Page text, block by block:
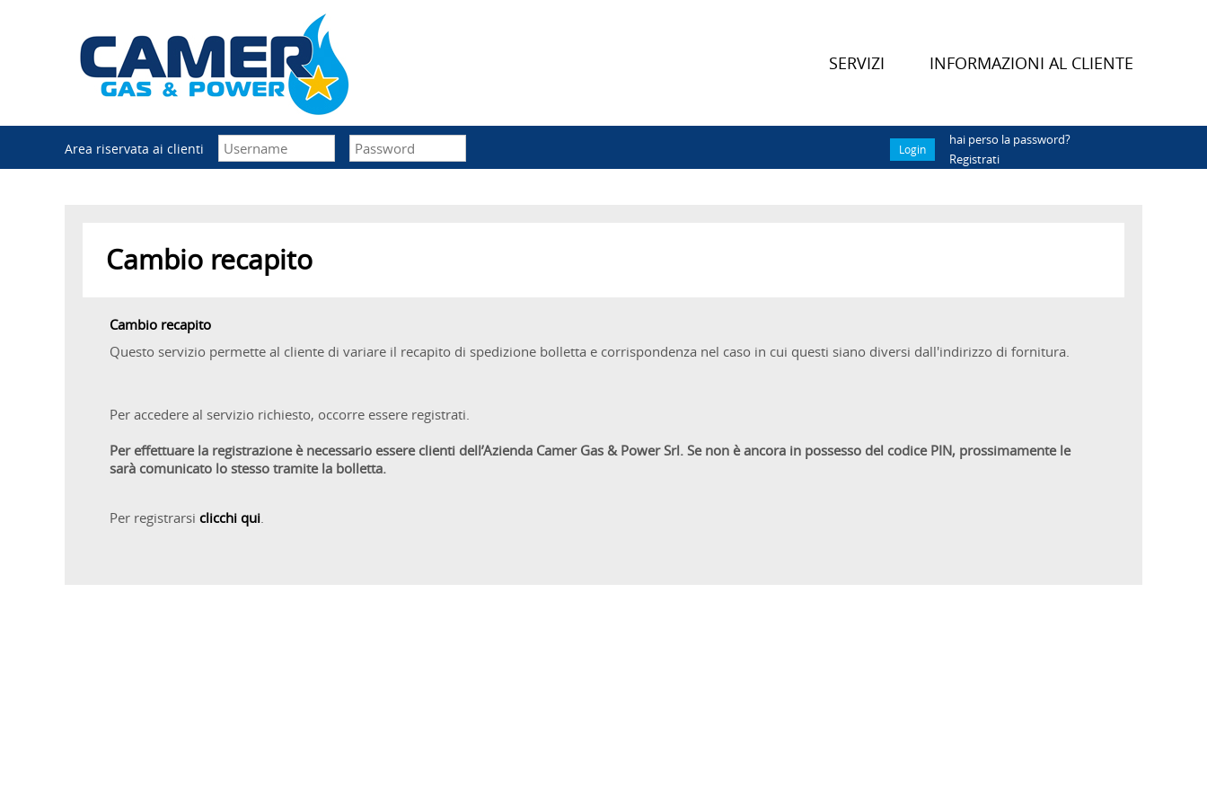
SERVIZI INFORMAZIONI AL CLIENTE
Area riservata ai clienti
hai perso la password?
Registrati
Cambio recapito
Cambio recapito
Questo servizio permette al cliente di variare il recapito di spedizione bolletta e corrispondenza nel caso in cui questi siano diversi dall'indirizzo di fornitura.
Per accedere al servizio richiesto, occorre essere registrati.
Per effettuare la registrazione è necessario essere clienti dell’Azienda Camer Gas & Power Srl. Se non è ancora in possesso del codice PIN, prossimamente le
sarà comunicato lo stesso tramite la bolletta.
Per registrarsi clicchi qui.